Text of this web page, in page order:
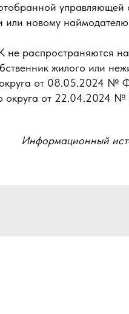
управляющей
новому
не распространяются
жилого или
округа от 08.05.2024
округа от 22.04.2024
Информационный